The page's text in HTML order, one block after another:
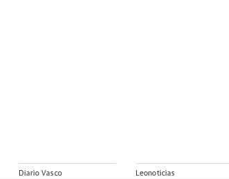
Diario Vasco Leonoticias